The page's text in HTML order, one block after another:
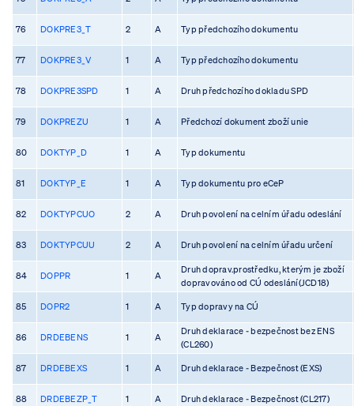
76 DOKPRE3_T 2 A Typ předchozího dokumentu
77 DOKPRE3_V 1 A Typ předchozího dokumentu
78 DOKPRE3SPD 1 A Druh předchozího dokladu SPD
79 DOKPREZU 1 A Předchozí dokument zboží unie
80 DOKTYP_D 1 A Typ dokumentu
81 DOKTYP_E 1 A Typ dokumentu pro eCeP
82 DOKTYPCUO 2 A Druh povolení na celním úřadu odeslání
83 DOKTYPCUU 2 A Druh povolení na celním úřadu určení
84 DOPPR 1 A
Druh doprav.prostředku, kterým je zboží
dopravováno od CÚ odeslání(JCD18)
85 DOPR2 1 A Typ dopravy na CÚ
86 DRDEBENS 1 A
Druh deklarace - bezpečnost bez ENS
(CL260)
87 DRDEBEXS 1 A Druh deklarace - Bezpečnost (EXS)
88 DRDEBEZP_T 1 A Druh deklarace - Bezpečnost (CL217)